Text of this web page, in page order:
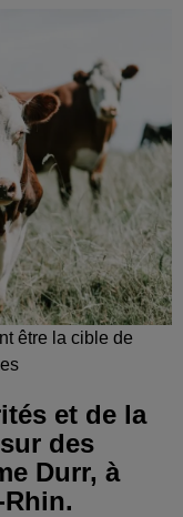
être la cible de
et de la
des
Durr, à